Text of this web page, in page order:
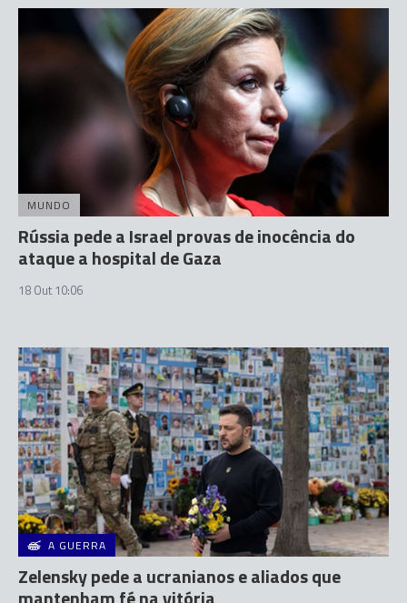
MUNDO
Rússia pede a Israel provas de inocência do
ataque a hospital de Gaza
18 Out 10:06
A GUERRA
Zelensky pede a ucranianos e aliados que